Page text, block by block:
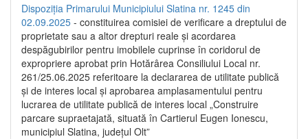
Dispoziția Primarului Municipiului Slatina nr. 1245 din
02.09.2025 - constituirea comisiei de verificare a dreptului de
proprietate sau a altor drepturi reale și acordarea
despăgubirilor pentru imobilele cuprinse în coridorul de
expropriere aprobat prin Hotărârea Consiliului Local nr.
261/25.06.2025 referitoare la declararea de utilitate publică
și de interes local și aprobarea amplasamentului pentru
lucrarea de utilitate publică de interes local „Construire
parcare supraetajată, situată în Cartierul Eugen Ionescu,
municipiul Slatina, județul Olt”